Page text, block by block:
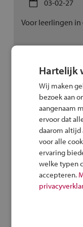
03-02-27
Voor leerlingen in
Open Dag
10-02-27
Voor leerlingen
Hartelijk
Wij maken
bezoek aan
aangenaam
ervoor dat
daarom altijd
voor alle
ervaring
welke typen
accepteren.